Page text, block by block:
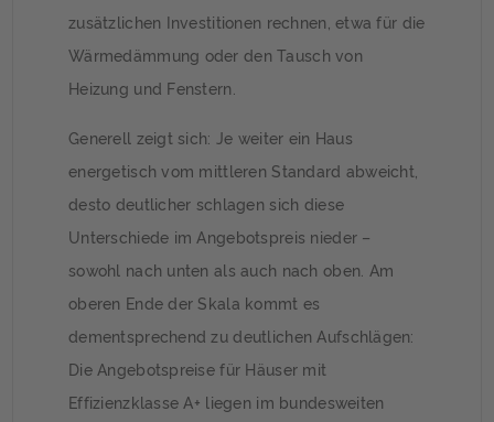
zusätzlichen Investitionen rechnen, etwa für die
Wärmedämmung oder den Tausch von
Heizung und Fenstern.
Generell zeigt sich: Je weiter ein Haus
energetisch vom mittleren Standard abweicht,
desto deutlicher schlagen sich diese
Unterschiede im Angebotspreis nieder –
sowohl nach unten als auch nach oben. Am
oberen Ende der Skala kommt es
dementsprechend zu deutlichen Aufschlägen:
Die Angebotspreise für Häuser mit
Effizienzklasse A+ liegen im bundesweiten